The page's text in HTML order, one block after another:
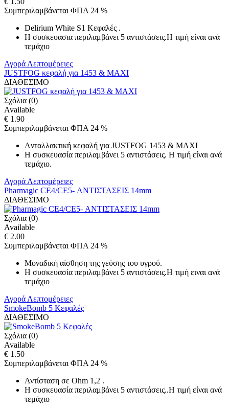
Συμπεριλαμβάνεται ΦΠΑ 24 %
Delirium White S1 Κεφαλές .
Η συσκευασια περιλαμβάνει 5 αντιστάσεις.Η τιμή είναι ανά
τεμάχιο
Αγορά Λεπτομέρειες
JUSTFOG κεφαλή για 1453 & MAXI
ΔΙΑΘΕΣΙΜΟ
Σχόλια (0)
Available
€ 1.90
Συμπεριλαμβάνεται ΦΠΑ 24 %
Aνταλλακτική κεφαλή για JUSTFOG 1453 & MAXI
Η συσκευασία περιλαμβάνει 5 αντιστάσεις. Η τιμή είναι ανά
τεμάχιο.
Αγορά Λεπτομέρειες
Pharmagic CE4/CE5- ΑΝΤΙΣΤΑΣΕΙΣ 14mm
ΔΙΑΘΕΣΙΜΟ
Σχόλια (0)
Available
€ 2.00
Συμπεριλαμβάνεται ΦΠΑ 24 %
Μοναδική αίσθηση της γεύσης του υγρού.
Η συσκευασία περιλαμβάνει 5 αντιστάσεις.Η τιμή ειναι ανά
τεμάχιο
Αγορά Λεπτομέρειες
SmokeBomb 5 Κεφαλές
ΔΙΑΘΕΣΙΜΟ
Σχόλια (0)
Available
€ 1.50
Συμπεριλαμβάνεται ΦΠΑ 24 %
Αντίσταση σε Ohm 1,2 .
Η συσκευασία περιλαμβάνει 5 αντιστάσεις..Η τιμή είναι ανά
τεμάχιο